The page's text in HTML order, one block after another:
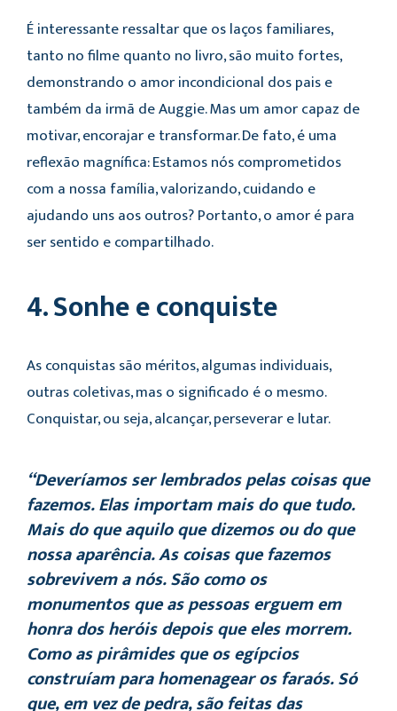
É interessante ressaltar que os laços familiares,
tanto no filme quanto no livro, são muito fortes,
demonstrando o amor incondicional dos pais e
também da irmã de Auggie. Mas um amor capaz de
motivar, encorajar e transformar. De fato, é uma
reflexão magnífica: Estamos nós comprometidos
com a nossa família, valorizando, cuidando e
ajudando uns aos outros? Portanto, o amor é para
ser sentido e compartilhado.
4. Sonhe e conquiste
As conquistas são méritos, algumas individuais,
outras coletivas, mas o significado é o mesmo.
Conquistar, ou seja, alcançar, perseverar e lutar.
“Deveríamos ser lembrados pelas coisas que
fazemos. Elas importam mais do que tudo.
Mais do que aquilo que dizemos ou do que
nossa aparência. As coisas que fazemos
sobrevivem a nós. São como os
monumentos que as pessoas erguem em
honra dos heróis depois que eles morrem.
Como as pirâmides que os egípcios
construíam para homenagear os faraós. Só
que, em vez de pedra, são feitas das